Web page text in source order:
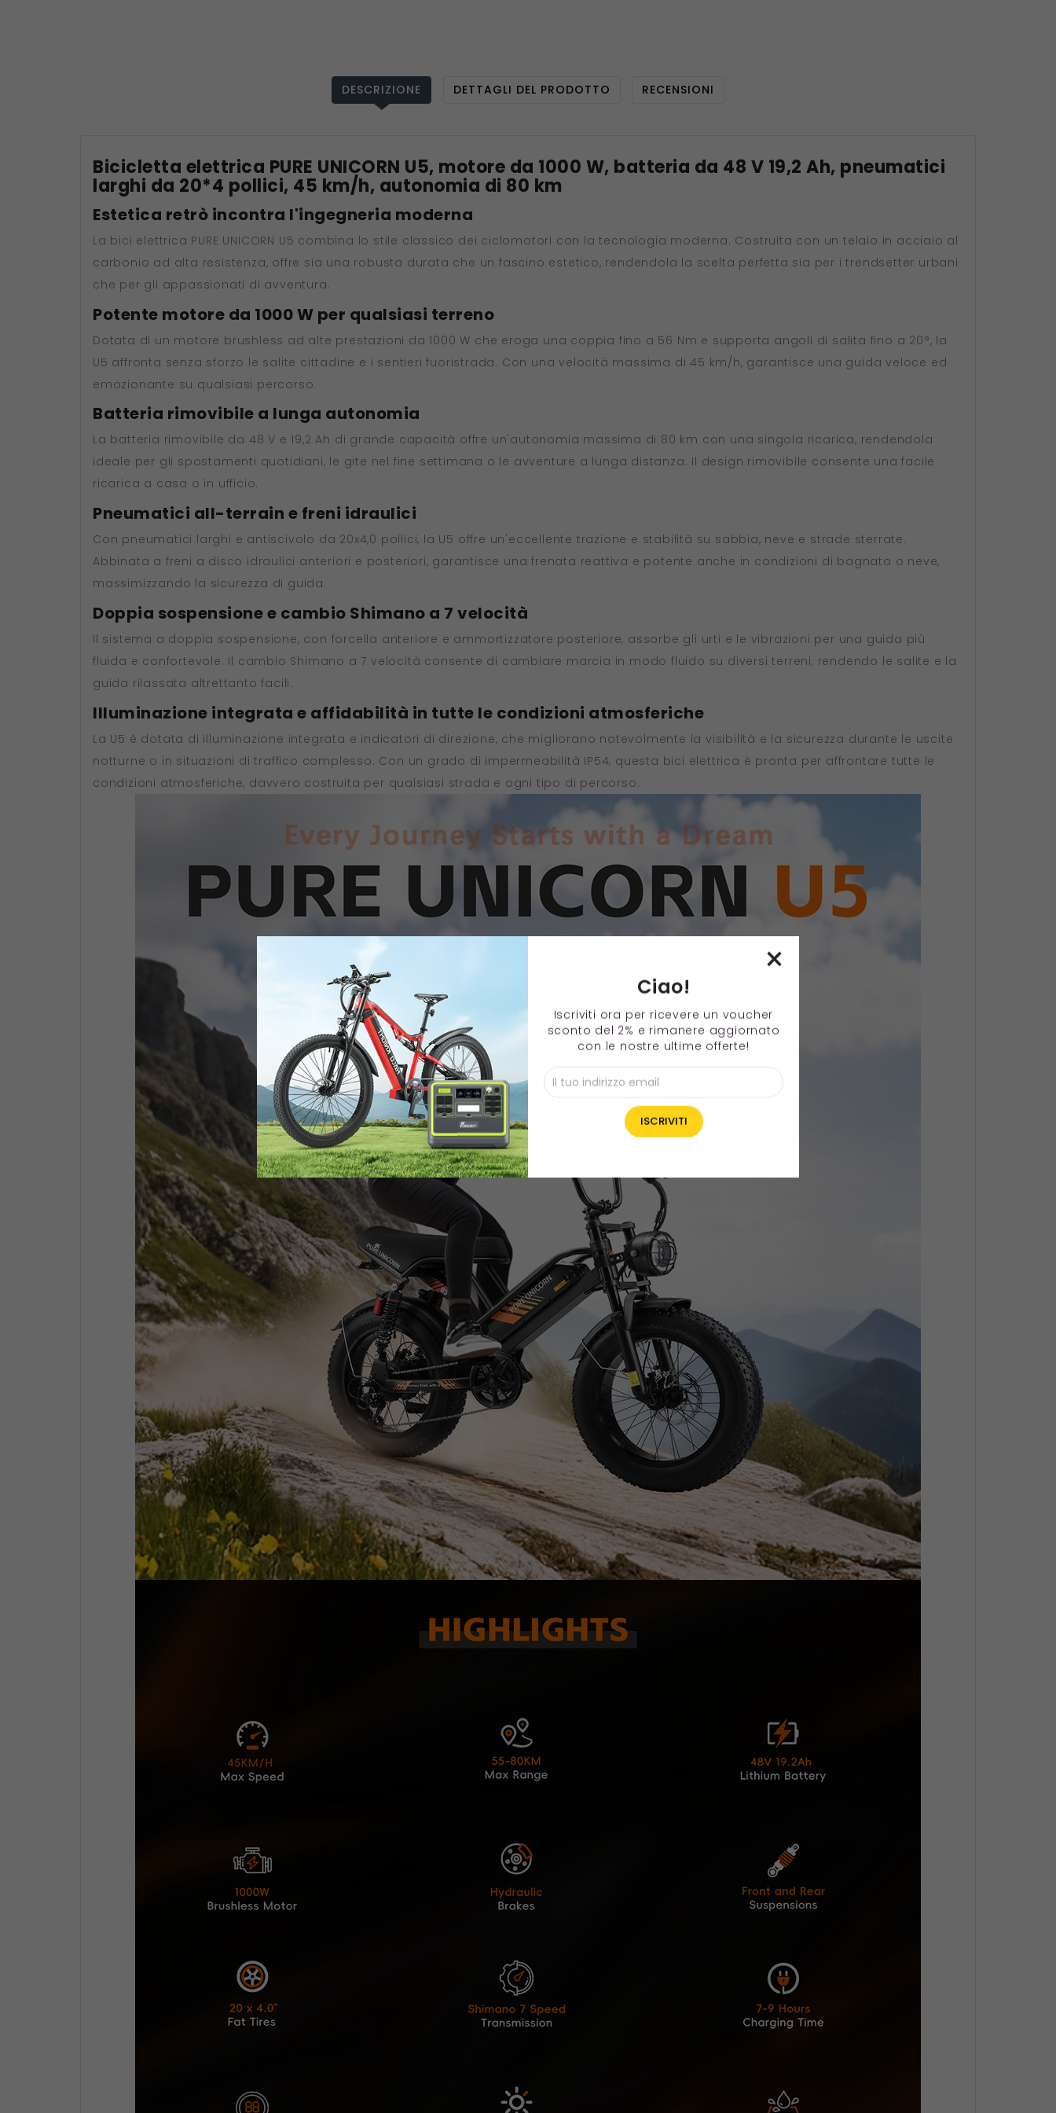
DESCRIZIONE DETTAGLI DEL PRODOTTO RECENSIONI
Bicicletta elettrica PURE UNICORN U5, motore da 1000 W, batteria da 48 V 19,2 Ah, pneumatici
larghi da 20*4 pollici, 45 km/h, autonomia di 80 km
Estetica retrò incontra l'ingegneria moderna
La bici elettrica PURE UNICORN U5 combina lo stile classico dei ciclomotori con la tecnologia moderna. Costruita con un telaio in acciaio al
carbonio ad alta resistenza, offre sia una robusta durata che un fascino estetico, rendendola la scelta perfetta sia per i trendsetter urbani
che per gli appassionati di avventura.
Potente motore da 1000 W per qualsiasi terreno
Dotata di un motore brushless ad alte prestazioni da 1000 W che eroga una coppia fino a 56 Nm e supporta angoli di salita fino a 20°, la
U5 affronta senza sforzo le salite cittadine e i sentieri fuoristrada. Con una velocità massima di 45 km/h, garantisce una guida veloce ed
emozionante su qualsiasi percorso.
Batteria rimovibile a lunga autonomia
La batteria rimovibile da 48 V e 19,2 Ah di grande capacità offre un'autonomia massima di 80 km con una singola ricarica, rendendola
ideale per gli spostamenti quotidiani, le gite nel fine settimana o le avventure a lunga distanza. Il design rimovibile consente una facile
ricarica a casa o in ufficio.
Pneumatici all-terrain e freni idraulici
Con pneumatici larghi e antiscivolo da 20x4,0 pollici, la U5 offre un'eccellente trazione e stabilità su sabbia, neve e strade sterrate.
Abbinata a freni a disco idraulici anteriori e posteriori, garantisce una frenata reattiva e potente anche in condizioni di bagnato o neve,
massimizzando la sicurezza di guida.
Doppia sospensione e cambio Shimano a 7 velocità
Il sistema a doppia sospensione, con forcella anteriore e ammortizzatore posteriore, assorbe gli urti e le vibrazioni per una guida più
fluida e confortevole. Il cambio Shimano a 7 velocità consente di cambiare marcia in modo fluido su diversi terreni, rendendo le salite e la
guida rilassata altrettanto facili.
Illuminazione integrata e affidabilità in tutte le condizioni atmosferiche
La U5 è dotata di illuminazione integrata e indicatori di direzione, che migliorano notevolmente la visibilità e la sicurezza durante le uscite
notturne o in situazioni di traffico complesso. Con un grado di impermeabilità IP54, questa bici elettrica è pronta per affrontare tutte le
condizioni atmosferiche, davvero costruita per qualsiasi strada e ogni tipo di percorso.
×
Ciao!
Iscriviti ora per ricevere un voucher
sconto del 2% e rimanere aggiornato
con le nostre ultime offerte!